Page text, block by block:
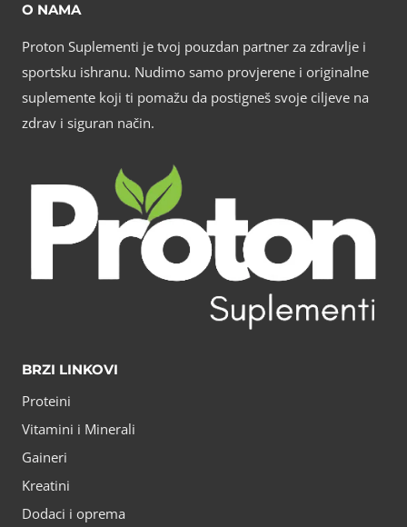
O NAMA
Proton Suplementi je tvoj pouzdan partner za zdravlje i
sportsku ishranu. Nudimo samo provjerene i originalne
suplemente koji ti pomažu da postigneš svoje ciljeve na
zdrav i siguran način.
BRZI LINKOVI
Proteini
Vitamini i Minerali
Gaineri
Kreatini
Dodaci i oprema